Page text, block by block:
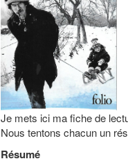
Je mets ici ma fiche de
Nous tentons chacun un
Résumé